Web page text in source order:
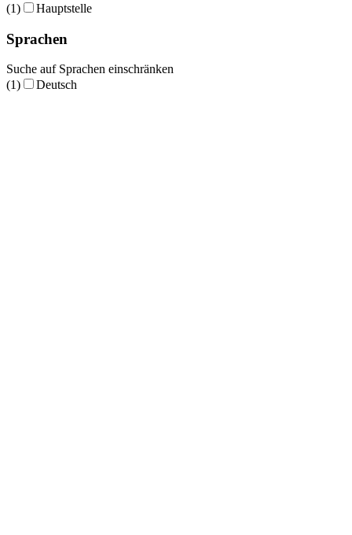
(1)
Hauptstelle
Sprachen
Suche auf Sprachen einschränken
(1)
Deutsch